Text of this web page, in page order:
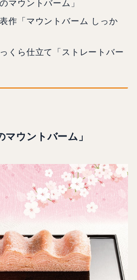
マウントバーム」
作「マウントバーム しっか
くら仕⽴て「ストレートバー
マウントバーム」